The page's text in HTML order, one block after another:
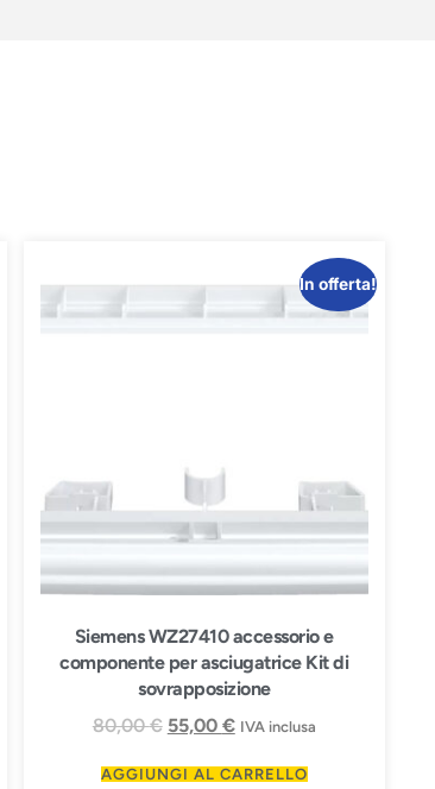
In offerta!
Siemens WZ27410 accessorio e
componente per asciugatrice Kit di
sovrapposizione
80,00€ 55,00 € IVA inclusa
AGGIUNGI AL CARRELLO